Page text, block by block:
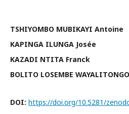
TSHIYOMBO MUBIKAYI Antoine
KAPINGA ILUNGA Josée
KAZADI NTITA Franck
BOLITO LOSEMBE
DOI: https://doi.org/10.5281/